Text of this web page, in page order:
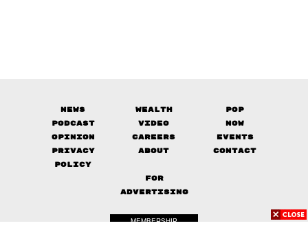
News Wealth
Pop
Podcast
Video
Now
Opinion
Careers
Events
Privacy
Policy
About Contact
FOR
ADVERTISING
MEMBERSHIP